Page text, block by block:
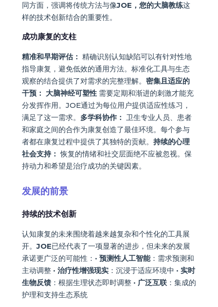
同方面，强调将传统方法与像JOE，您的大脑教练这
样的技术创新结合的重要性。
成功康复的支柱
精准和早期评估： 精确识别认知缺陷可以有针对性地
指导康复，避免低效的通用方法。标准化工具与生态
观察的结合提供了对需求的完整理解。 密集且适应的
干预： 大脑神经可塑性需要定期和渐进的刺激才能充
分发挥作用。JOE通过为每位用户提供适应性练习，
满足了这一需求。 多学科协作： 卫生专业人员、患者
和家庭之间的合作为康复创造了最佳环境。每个参与
者都在康复过程中提供了其独特的贡献。 持续的心理
社会支持： 恢复的情绪和社交层面绝不应被忽视。保
持动力和希望是治疗成功的关键因素。
发展的前景
持续的技术创新
认知康复的未来围绕着越来越复杂和个性化的工具展
开。JOE已经代表了一项显著的进步，但未来的发展
承诺更广泛的可能性：• 预测性人工智能：需求预测和
主动调整 • 治疗性增强现实：沉浸于适应环境中 • 实时
生物反馈：根据生理状态即时调整 • 广泛互联：集成的
护理和支持生态系统